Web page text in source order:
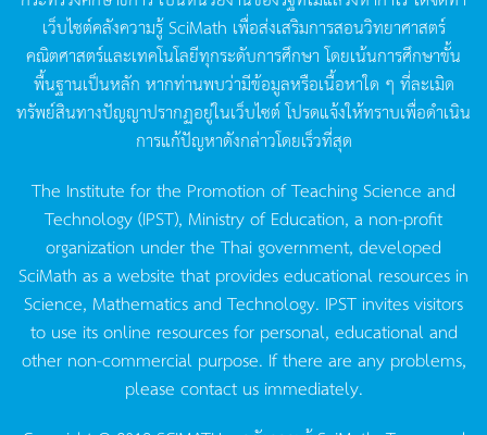
เว็บไซต์คลังความรู้SciMath เพื่อส่งเสริมการสอนวิทยาศาสตร์
คณิตศาสตร์และเทคโนโลยีทุกระดับการศึกษา โดยเน้นการศึกษาขั้น
พื้นฐานเป็นหลัก หากท่านพบว่ามีข้อมูลหรือเนื้อหาใด ๆ ที่ละเมิด
ทรัพย์สินทางปัญญาปรากฏอยู่ในเว็บไซต์โปรดแจ้งให้ทราบเพื่อดำเนิน
การแก้ปัญหาดังกล่าวโดยเร็วที่สุด
The Institute for the Promotion of Teaching Science and
Technology (IPST), Ministry of Education, a non-profit
organization under the Thai government, developed
SciMath as a website that provides educational resources in
Science, Mathematics and Technology. IPST invites visitors
to use its online resources for personal, educational and
other non-commercial purpose. If there are any problems,
please contact us immediately.